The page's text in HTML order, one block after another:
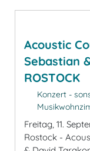
Acoustic
Sebastian
ROSTOCK
Konzert -
Freitag, 11.
Rostock -